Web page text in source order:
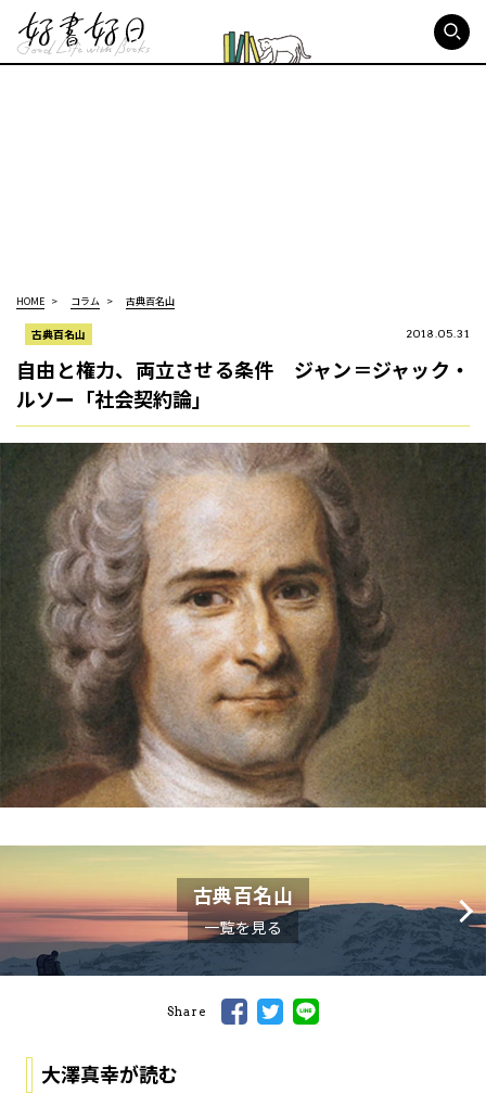
HOME コラム 古典百名山
古典百名山 2018.05.31
自由と権力、両立させる条件 ジャン＝ジャック・
ルソー「社会契約論」
古典百名山
一覧を見る
Share
大澤真幸が読む